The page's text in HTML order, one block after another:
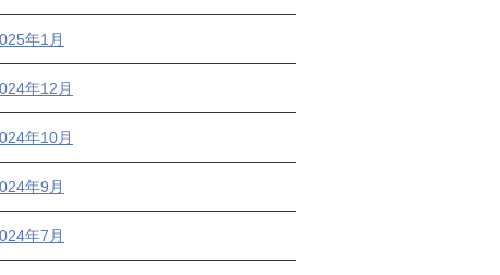
年1月
年12月
年10月
年9月
年7月